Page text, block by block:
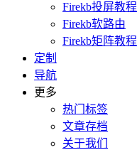
Firekb投屏教程
Firekb软路由
Firekb矩阵教程
定制
导航
更多
热门标签
文章存档
关于我们